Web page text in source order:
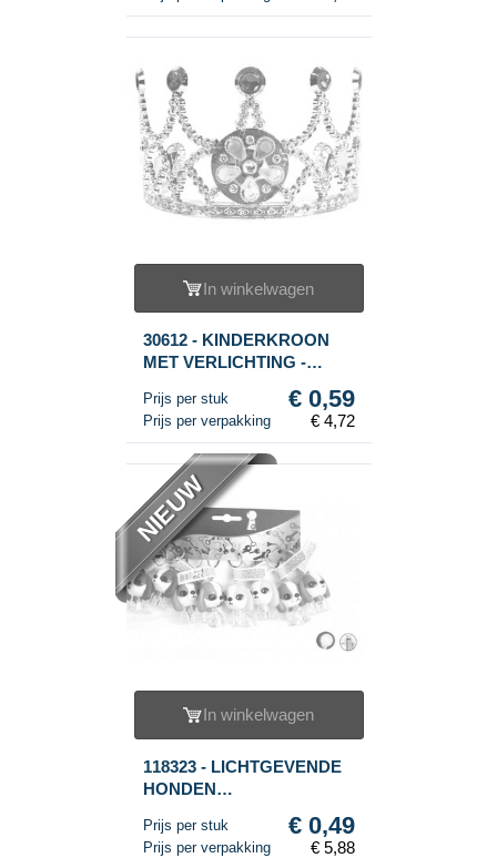
In winkelwagen
30612 - KINDERKROON
MET VERLICHTING -
Prijs per stuk € 0,59
Prijs per verpakking € 4,72
NIEUW
In winkelwagen
118323 - LICHTGEVENDE
HONDEN
Prijs per stuk € 0,49
Prijs per verpakking € 5,88